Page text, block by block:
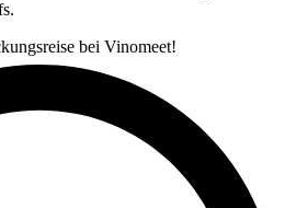
bei Vinomeet!